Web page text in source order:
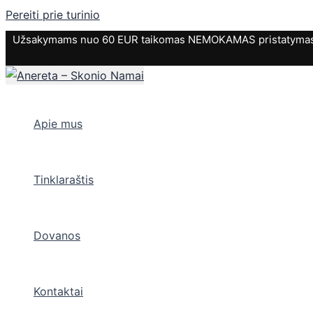
Pereiti prie turinio
Užsakymams nuo 60 EUR taikomas NEMOKAMAS
Apie mus
Tinklaraštis
Dovanos
Kontaktai